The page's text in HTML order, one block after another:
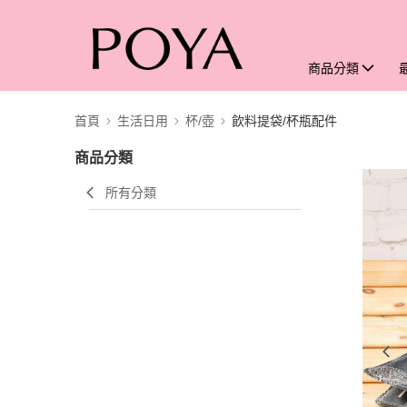
商品分類
首頁 生活日用 杯/壺 飲料提袋/杯瓶配件
商品分類
所有分類